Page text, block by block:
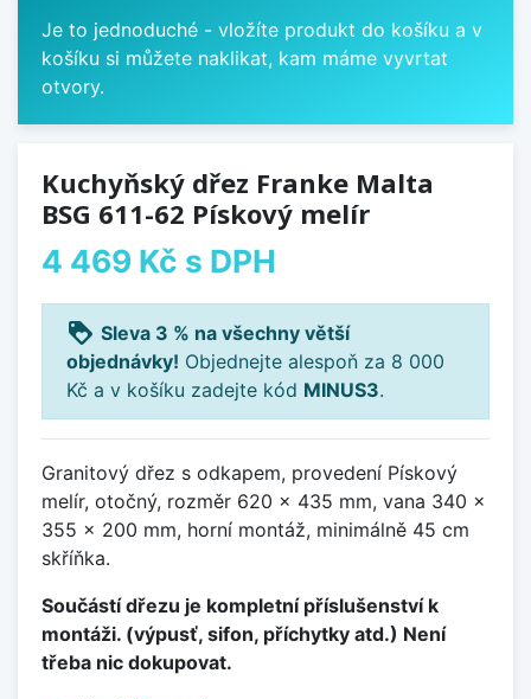
Je to jednoduché - vložíte produkt do košíku a v
košíku si můžete naklikat, kam máme vyvrtat
otvory.
Kuchyňský dřez Franke Malta
BSG 611-62 Pískový melír
4 469 Kč s DPH
loyalty Sleva 3 % na všechny větší
objednávky! Objednejte alespoň za 8 000
Kč a v košíku zadejte kód MINUS3.
Granitový dřez s odkapem, provedení Pískový
melír, otočný, rozměr 620 x 435 mm, vana 340 x
355 x 200 mm, horní montáž, minimálně 45 cm
skříňka.
Součástí dřezu je kompletní příslušenství k
montáži. (výpusť, sifon, příchytky atd.) Není
třeba nic dokupovat.